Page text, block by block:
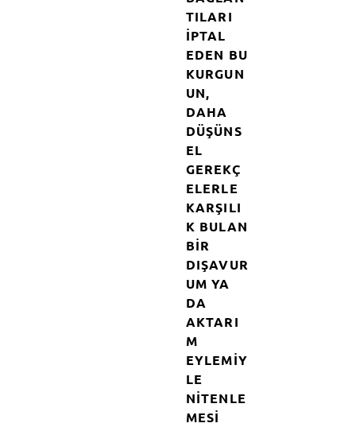
TILARI
IPTAL
EDEN BU
KURGUN
UN,
DAHA
DÜŞÜNS
EL
GEREKÇ
ELERLE
KARŞILI
K BULAN
BIR
DIŞAVUR
UM YA
DA
AKTARI
M
EYLEMIY
LE
NITENLE
MESI